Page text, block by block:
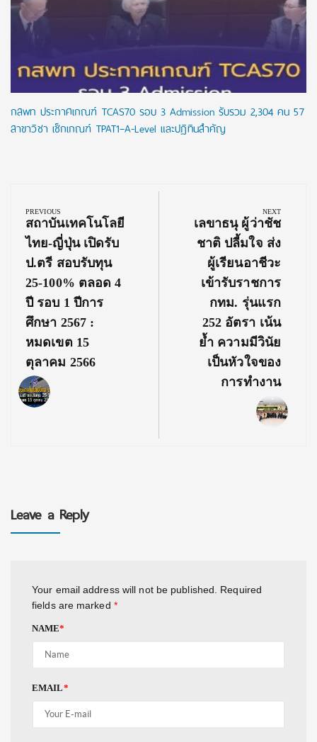
กสพท ประกาศเกณฑ์ TCAS70 รอบ 3 Admission รับรวม 2,304 คน 57
สาขาวิชา เช็กเกณฑ์ TPAT1–A-Level และปฏิทินสำคัญ
navigation
PREVIOUS
Previous
Post:
สถาบันเทคโนโลยี
ไทย-ญี่ปุ่น เปิดรับ
ป.ตรี สอบรับทุน
25-100% ตลอด 4
ปี รอบ 1 ปีการ
ศึกษา 2567 :
หมดเขต 15
ตุลาคม 2566
NEXT
Next
Post:
เลขาธนุ ผู้ว่าชัช
ชาติ ปลี้มใจ ส่ง
ผู้เรียนอาชีวะ
เข้ารับราชการ
กทม. รุ่นแรก
252 อัตรา เน้น
ย้ำ ความมีวินัย
เป็นหัวใจของ
การทำงาน
Leave a Reply
Your email address will not be published.
Required
fields are marked *
NAME*
EMAIL*